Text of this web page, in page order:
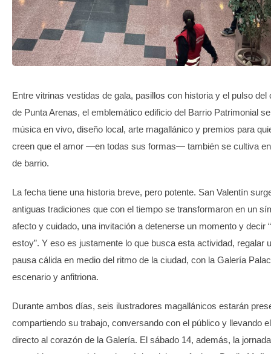
Entre vitrinas vestidas de gala, pasillos con historia y el pulso del
de Punta Arenas, el emblemático edificio del Barrio Patrimonial
música en vivo, diseño local, arte magallánico y premios para
creen que el amor —en todas sus formas— también se cultiva
de barrio.
La fecha tiene una historia breve, pero potente. San Valentín
antiguas tradiciones que con el tiempo se transformaron en un
afecto y cuidado, una invitación a detenerse un momento y decir
estoy”. Y eso es justamente lo que busca esta actividad, regalar
pausa cálida en medio del ritmo de la ciudad, con la Galería
escenario y anfitriona.
Durante ambos días, seis ilustradores magallánicos estarán
compartiendo su trabajo, conversando con el público y llevando
directo al corazón de la Galería. El sábado 14, además, la